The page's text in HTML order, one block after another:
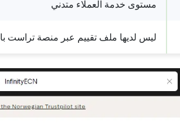
مستوى خدمة العملاء متدني
ليس لديها ملف تقييم عبر منصةتراست